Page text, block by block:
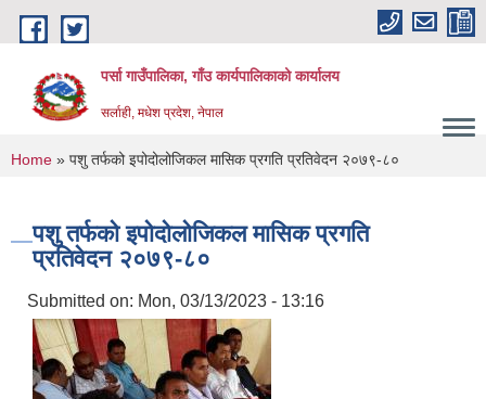
Skip to main content
पर्सा गाउँपालिका, गाँउ कार्यपालिकाको कार्यालय
सर्लाही, मधेश प्रदेश, नेपाल
You are here
Home » पशु तर्फको इपोदोलोजिकल मासिक प्रगति प्रतिवेदन २०७९-८०
पशु तर्फको इपोदोलोजिकल मासिक प्रगति
प्रतिवेदन २०७९-८०
Submitted on: Mon, 03/13/2023 - 13:16